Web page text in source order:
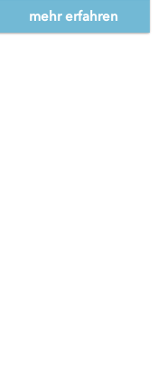
mehr erfahren